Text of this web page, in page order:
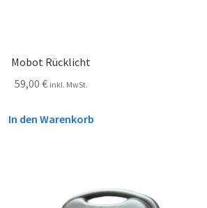
Mobot Rücklicht
59,00 € inkl. MwSt.
In den Warenkorb